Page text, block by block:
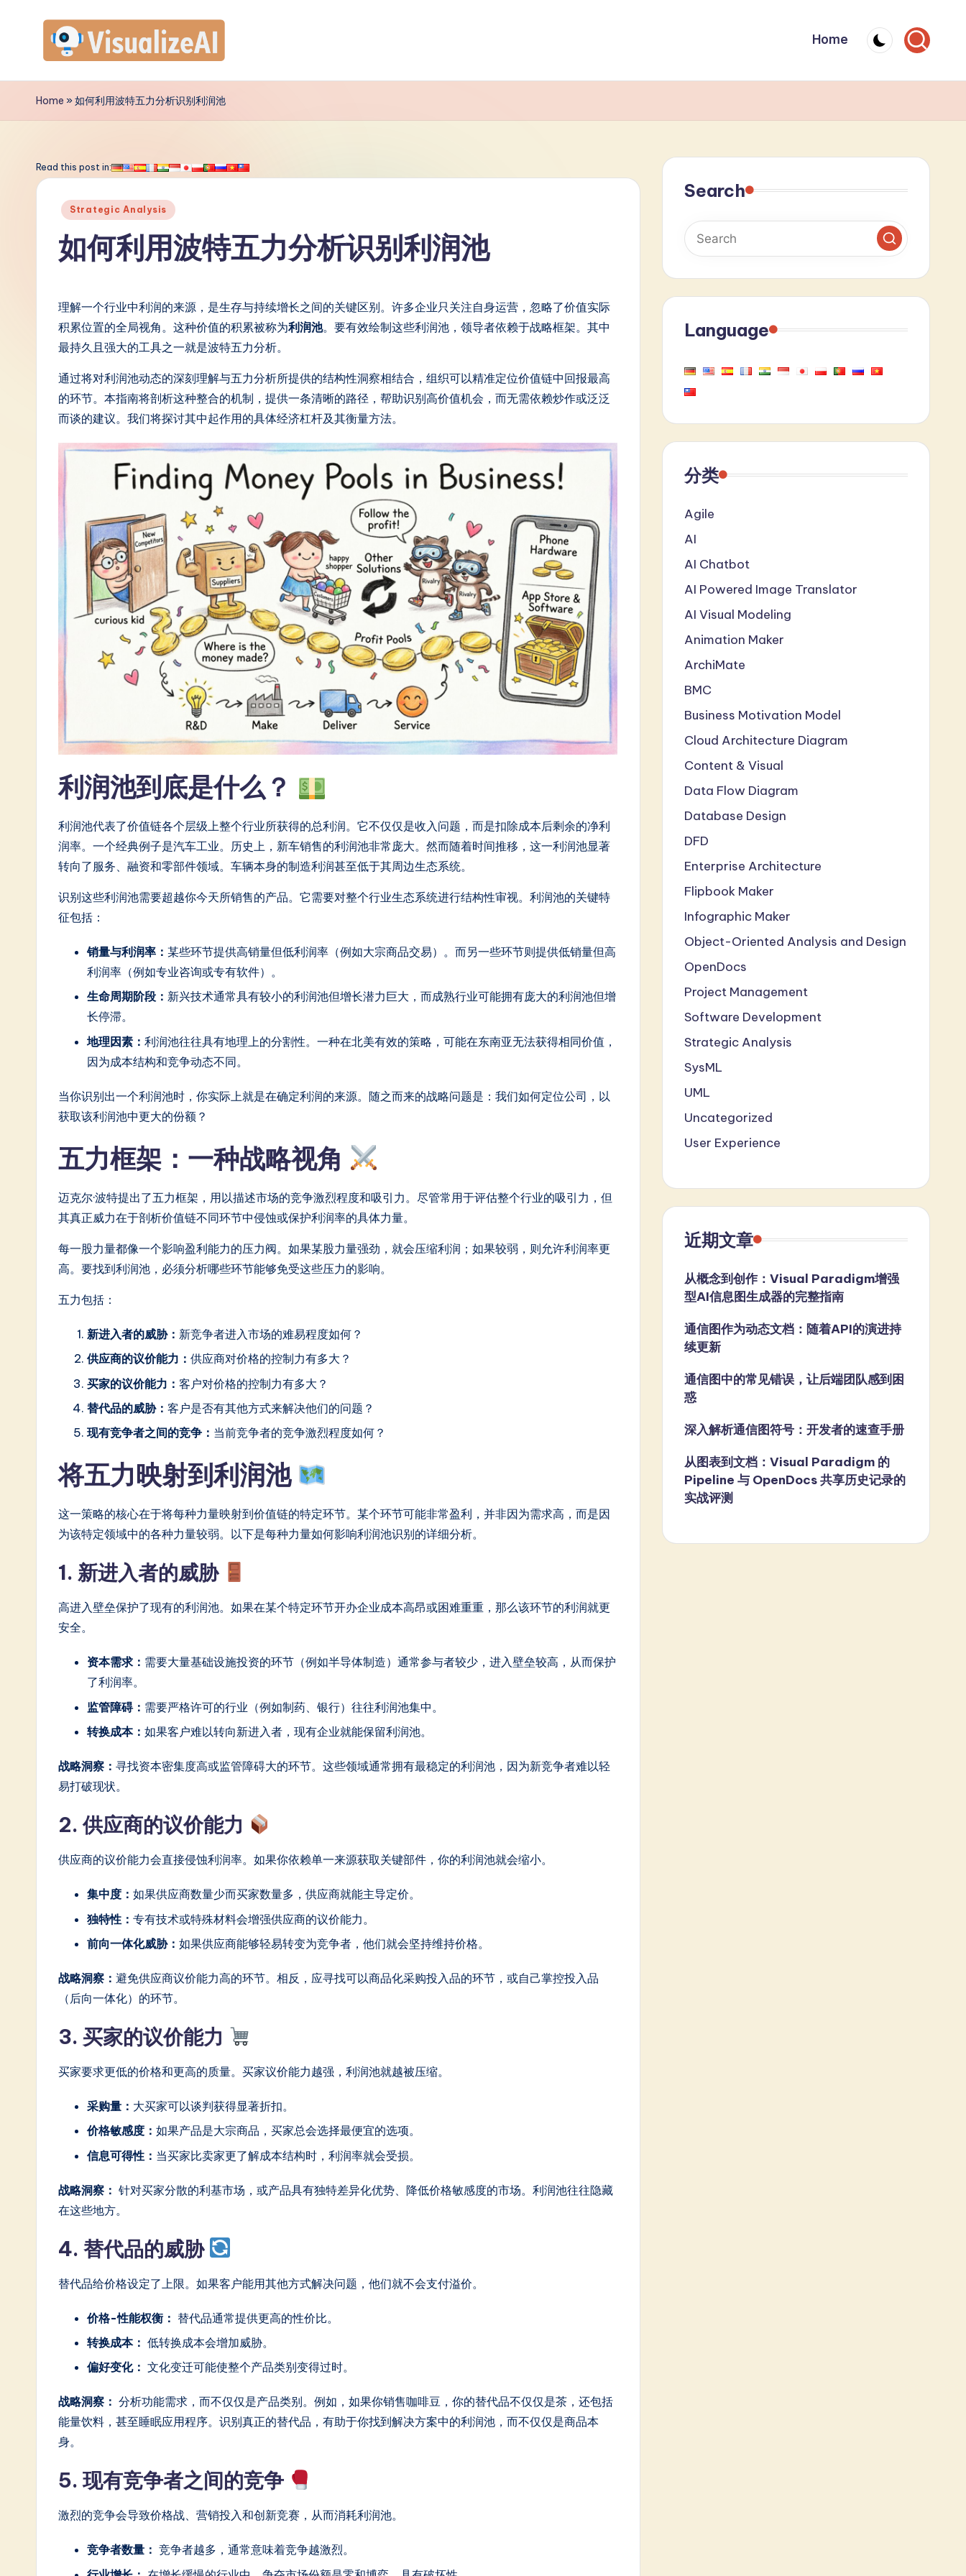
contentV
is
a
m
hi
ft
w
In
Home
Home »如何利用波特五力分析识别利润池
Read this post in:
Posted
Strategic Analysis
如何利用波特五力分析识别利润池
理解一个行业中利润的来源，是生存与持续增长之间的关键区别。许多企业只关注自身运营，忽略了价值实际
积累位置的全局视角。这种价值的积累被称为利润池。要有效绘制这些利润池，领导者依赖于战略框架。其中
最持久且强大的工具之一就是波特五力分析。
通过将对利润池动态的深刻理解与五力分析所提供的结构性洞察相结合，组织可以精准定位价值链中回报最高
的环节。本指南将剖析这种整合的机制，提供一条清晰的路径，帮助识别高价值机会，而无需依赖炒作或泛泛
而谈的建议。我们将探讨其中起作用的具体经济杠杆及其衡量方法。
利润池到底是什么？
利润池代表了价值链各个层级上整个行业所获得的总利润。它不仅仅是收入问题，而是扣除成本后剩余的净利
润率。一个经典例子是汽车工业。历史上，新车销售的利润池非常庞大。然而随着时间推移，这一利润池显著
转向了服务、融资和零部件领域。车辆本身的制造利润甚至低于其周边生态系统。
识别这些利润池需要超越你今天所销售的产品。它需要对整个行业生态系统进行结构性审视。利润池的关键特
征包括：
销量与利润率： 某些环节提供高销量但低利润率（例如大宗商品交易）。而另一些环节则提供低销量但高
利润率（例如专业咨询或专有软件）。
生命周期阶段： 新兴技术通常具有较小的利润池但增长潜力巨大，而成熟行业可能拥有庞大的利润池但增
长停滞。
地理因素： 利润池往往具有地理上的分割性。一种在北美有效的策略，可能在东南亚无法获得相同价值，
因为成本结构和竞争动态不同。
当你识别出一个利润池时，你实际上就是在确定利润的来源。随之而来的战略问题是：我们如何定位公司，以
获取该利润池中更大的份额？
五力框架：一种战略视角
迈克尔·波特提出了五力框架，用以描述市场的竞争激烈程度和吸引力。尽管常用于评估整个行业的吸引力，但
其真正威力在于剖析价值链不同环节中侵蚀或保护利润率的具体力量。
每一股力量都像一个影响盈利能力的压力阀。如果某股力量强劲，就会压缩利润；如果较弱，则允许利润率更
高。要找到利润池，必须分析哪些环节能够免受这些压力的影响。
五力包括：
新进入者的威胁： 新竞争者进入市场的难易程度如何？
供应商的议价能力： 供应商对价格的控制力有多大？
买家的议价能力： 客户对价格的控制力有多大？
替代品的威胁： 客户是否有其他方式来解决他们的问题？
现有竞争者之间的竞争： 当前竞争者的竞争激烈程度如何？
将五力映射到利润池
这一策略的核心在于将每种力量映射到价值链的特定环节。某个环节可能非常盈利，并非因为需求高，而是因
为该特定领域中的各种力量较弱。以下是每种力量如何影响利润池识别的详细分析。
1. 新进入者的威胁
高进入壁垒保护了现有的利润池。如果在某个特定环节开办企业成本高昂或困难重重，那么该环节的利润就更
安全。
资本需求： 需要大量基础设施投资的环节（例如半导体制造）通常参与者较少，进入壁垒较高，从而保护
了利润率。
监管障碍： 需要严格许可的行业（例如制药、银行）往往利润池集中。
转换成本： 如果客户难以转向新进入者，现有企业就能保留利润池。
战略洞察： 寻找资本密集度高或监管障碍大的环节。这些领域通常拥有最稳定的利润池，因为新竞争者难以轻
易打破现状。
2. 供应商的议价能力
供应商的议价能力会直接侵蚀利润率。如果你依赖单一来源获取关键部件，你的利润池就会缩小。
集中度： 如果供应商数量少而买家数量多，供应商就能主导定价。
独特性： 专有技术或特殊材料会增强供应商的议价能力。
前向一体化威胁： 如果供应商能够轻易转变为竞争者，他们就会坚持维持价格。
战略洞察： 避免供应商议价能力高的环节。相反，应寻找可以商品化采购投入品的环节，或自己掌控投入品
（后向一体化）的环节。
3. 买家的议价能力
买家要求更低的价格和更高的质量。买家议价能力越强，利润池就越被压缩。
采购量： 大买家可以谈判获得显著折扣。
价格敏感度： 如果产品是大宗商品，买家总会选择最便宜的选项。
信息可得性： 当买家比卖家更了解成本结构时，利润率就会受损。
战略洞察： 针对买家分散的利基市场，或产品具有独特差异化优势、降低价格敏感度的市场。利润池往往隐藏
在这些地方。
4. 替代品的威胁
替代品给价格设定了上限。如果客户能用其他方式解决问题，他们就不会支付溢价。
价格-性能权衡： 替代品通常提供更高的性价比。
转换成本： 低转换成本会增加威胁。
偏好变化： 文化变迁可能使整个产品类别变得过时。
战略洞察： 分析功能需求，而不仅仅是产品类别。例如，如果你销售咖啡豆，你的替代品不仅仅是茶，还包括
能量饮料，甚至睡眠应用程序。识别真正的替代品，有助于你找到解决方案中的利润池，而不仅仅是商品本
身。
5. 现有竞争者之间的竞争
激烈的竞争会导致价格战、营销投入和创新竞赛，从而消耗利润池。
竞争者数量： 竞争者越多，通常意味着竞争越激烈。
Search
Language
分类
Agile
AI
AI Chatbot
AI Powered Image Translator
AI Visual Modeling
Animation Maker
ArchiMate
BMC
Business Motivation Model
Cloud Architecture Diagram
Content & Visual
Data Flow Diagram
Database Design
DFD
Enterprise Architecture
Flipbook Maker
Infographic Maker
Object-Oriented Analysis and Design
OpenDocs
Project Management
Software Development
Strategic Analysis
SysML
UML
Uncategorized
User Experience
近期文章
从概念到创作：Visual Paradigm增强
型AI信息图生成器的完整指南
通信图作为动态文档：随着API的演进持
续更新
通信图中的常见错误，让后端团队感到困
惑
深入解析通信图符号：开发者的速查手册
从图表到文档：Visual Paradigm 的
Pipeline 与 OpenDocs 共享历史记录的
实战评测